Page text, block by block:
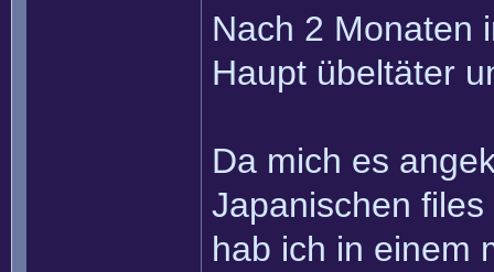
Nach 2 Monaten
Haupt übeltäter
Da mich es
Japanischen
hab ich in einem